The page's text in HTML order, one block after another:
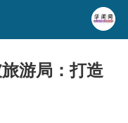
游局：打造